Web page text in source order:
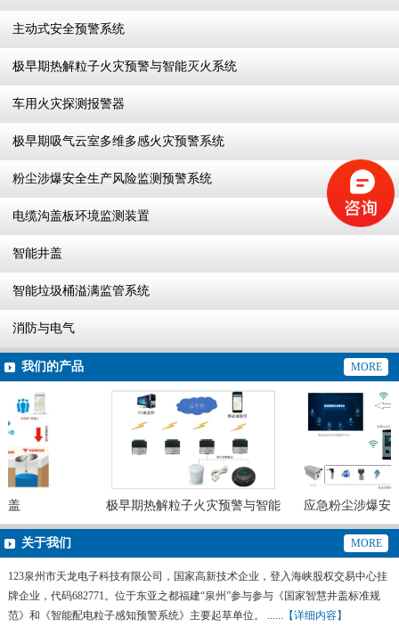
主动式安全预警系统
极早期热解粒子火灾预警与智能灭火系统
车用火灾探测报警器
极早期吸气云室多维多感火灾预警系统
粉尘涉爆安全生产风险监测预警系统
电缆沟盖板环境监测装置
智能井盖
智能垃圾桶溢满监管系统
消防与电气
我们的产品 MORE
极早期热解粒子火灾预警与智能
灭火系统
应急粉尘涉爆安
预警系
关于我们
MORE
123泉州市天龙电子科技有限公司，国家高新技术企业，登入海峡股权交易中心挂
牌企业，代码682771。位于东亚之都福建“泉州”参与参与《国家智慧井盖标准规
范》和《智能配电粒子感知预警系统》主要起草单位。 ...... 【详细内容】